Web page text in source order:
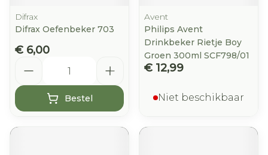
Difrax
Difrax Oefenbeker 703
€ 6,00
Bestel
Avent
Philips Avent
Drinkbeker Rietje Boy
Groen 300ml SCF798/01
€ 12,99
Niet beschikbaar